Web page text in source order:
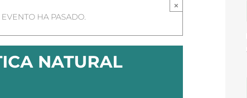
×
EVENTO HA PASADO.
NATURAL